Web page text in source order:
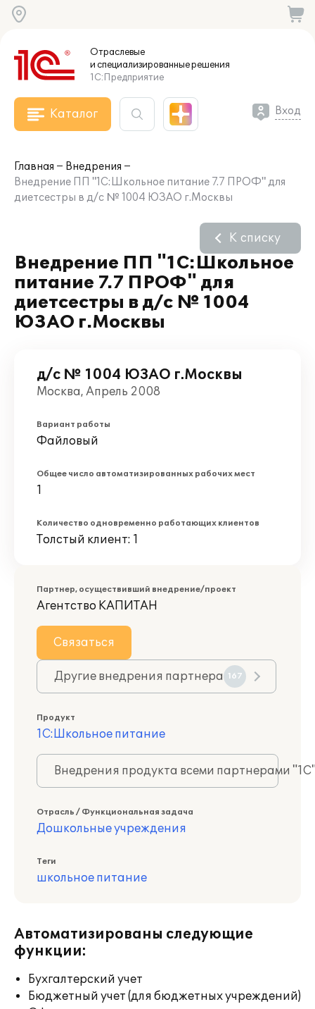
Отраслевые
и специализированныерешения
1С:Предприятие
Каталог Вход
Главная
Внедрения
Внедрение ПП "1С:Школьное питание 7.7 ПРОФ" для
диетсестры в д/с № 1004 ЮЗАО г.Москвы
Внедрение ПП "1С:Школьное
питание 7.7 ПРОФ" для
диетсестры в д/с № 1004
ЮЗАО г.Москвы
К списку
д/с № 1004 ЮЗАО г.Москвы
Москва, Апрель 2008
Вариант работы
Файловый
Общее число автоматизированных рабочих мест
1
Количество одновременно работающих клиентов
Толстый клиент: 1
Партнер, осуществивший внедрение/проект
Агентство КАПИТАН
Связаться
Другие внедрения партнера 167
Продукт
1С:Школьное питание
Внедрения продукта всеми партнерами
Отрасль / Функциональная задача
Дошкольные учреждения
Теги
школьное питание
Автоматизированы следующие
функции:
Бухгалтерский учет
Бюджетный учет (для бюджетных учреждений)